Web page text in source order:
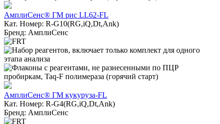
АмплиСенс® ГМ рис LL62-FL
Кат. Номер: R-G10(RG,iQ,Dt,Ank)
Бренд: АмплиСенс
АмплиСенс® ГМ кукуруза-FL
Кат. Номер: R-G4(RG,iQ,Dt,Ank)
Бренд: АмплиСенс